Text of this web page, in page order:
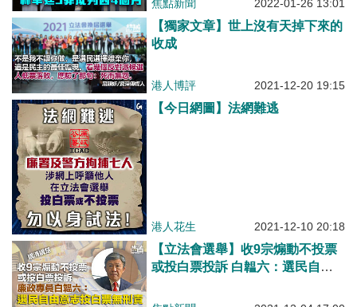
焦點新聞 2022-01-26 13:01
【獨家文章】世上沒有天掉下來的
收成
港人博評 2021-12-20 19:15
【今日網圖】法網難逃
港人花生 2021-12-10 20:18
【立法會選舉】收9宗煽動不投票
或投白票投訴 白韞六：選民自由